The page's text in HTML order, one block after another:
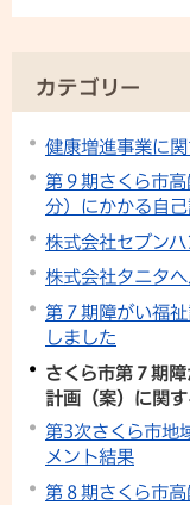
カテゴリー
健康増進事業に
第９期さくら市
分）にかかる自
株式会社セブン
株式会社タニタ
第７期障がい福
しました
さくら市第７期
計画（案）に関
第3次さくら市地
メント結果
第８期さくら市